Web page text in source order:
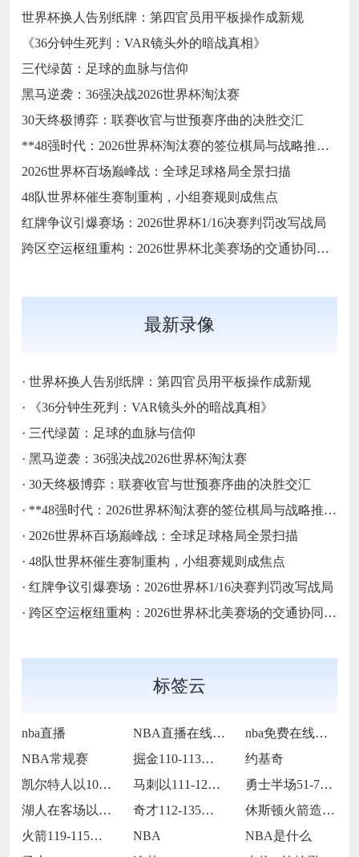
世界杯换人告别纸牌：第四官员用平板操作成新规
《36分钟生死判：VAR镜头外的暗战真相》
三代绿茵：足球的血脉与信仰
黑马逆袭：36强决战2026世界杯淘汰赛
30天终极博弈：联赛收官与世预赛序曲的决胜交汇
**48强时代：2026世界杯淘汰赛的签位棋局与战略推演**
2026世界杯百场巅峰战：全球足球格局全景扫描
48队世界杯催生赛制重构，小组赛规则成焦点
红牌争议引爆赛场：2026世界杯1/16决赛判罚改写战局
跨区空运枢纽重构：2026世界杯北美赛场的交通协同与效能优化方案
最新录像
· 世界杯换人告别纸牌：第四官员用平板操作成新规
·
《36分钟生死判：VAR镜头外的暗战真相》
· 三代绿茵：足球的血脉与信仰
· 黑马逆袭：36强决战2026世界杯淘汰赛
· 30天终极博弈：联赛收官与世预赛序曲的决胜交汇
· **48强时代：2026世界杯淘汰赛的签位棋局与战略推演**
· 2026世界杯百场巅峰战：全球足球格局全景扫描
· 48队世界杯催生赛制重构，小组赛规则成焦点
· 红牌争议引爆赛场：2026世界杯1/16决赛判罚改写战局
· 跨区空运枢纽重构：2026世界杯北美赛场的交通协同与效能优化方案
标签云
nba直播 NBA直播在线观看
nba免费在线高清直播
NBA常规赛
掘金110-113不敌马刺
约基奇
凯尔特人以109-86战胜火箭
马刺以111-122不敌掘金
勇士半场51-75落后国王24分
湖人在客场以115-119惜败火箭
奇才112-135不敌火箭
休斯顿火箭造访客场以119-115险胜孟
火箭119-115战胜灰熊
NBA
NBA是什么